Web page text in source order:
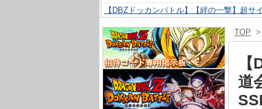
【DBZドッカンバトル】【絆の一撃】超
【DBZドッカンバトル】【抗い続ける精神
【DBZドッカンバトル】【技巧とひらめき
【DBZドッカンバトル】【新たに得た好機
TOP >
道